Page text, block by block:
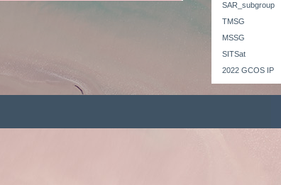
SAR_subgroup
TMSG
MSSG
SITSat
2022 GCOS IP